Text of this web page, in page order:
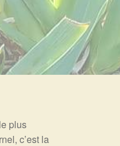
plus
c’est la